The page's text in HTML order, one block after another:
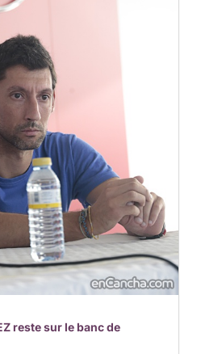
reste sur le banc de